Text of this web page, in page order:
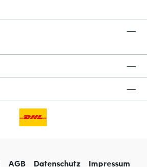
AGB Datenschutz
Impressum